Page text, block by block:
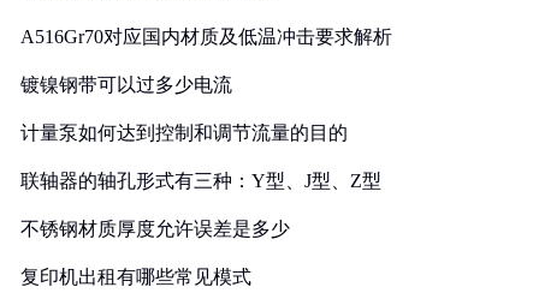
A516Gr70对应国内材质及低温冲击要求解析
镀镍钢带可以过多少电流
计量泵如何达到控制和调节流量的目的
联轴器的轴孔形式有三种：Y型、J型、Z型
不锈钢材质厚度允许误差是多少
复印机出租有哪些常见模式